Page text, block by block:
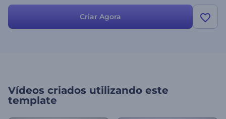
muito mais. Use este template de vídeo completo para apresentar
sua empresa da melhor forma. Experimente gratuitamente!
Criar Agora
Vídeos criados utilizando este
template